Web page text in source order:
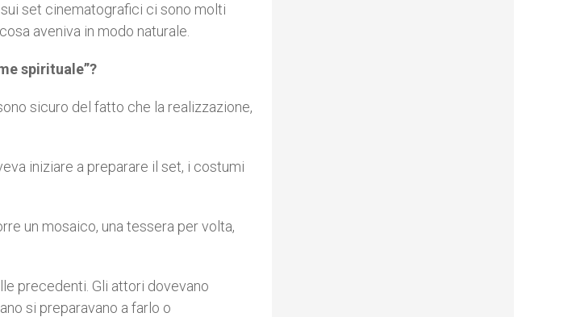
set cinematografici ci sono molti
aveniva in modo naturale.
spirituale”?
sicuro del fatto che la realizzazione,
iniziare a preparare il set, i costumi
un mosaico, una tessera per volta,
precedenti. Gli attori dovevano
si preparavano a farlo o